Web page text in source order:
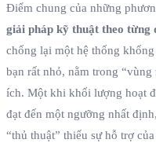
Điểm chung của những
giải pháp kỹ thuật theo từng
chống lại một hệ thống
bạn rất nhỏ, nằm trong
ích. Một khi khối lượng hoạt
đạt đến một ngưỡng nhất
“thủ thuật” thiếu sự hỗ trợ